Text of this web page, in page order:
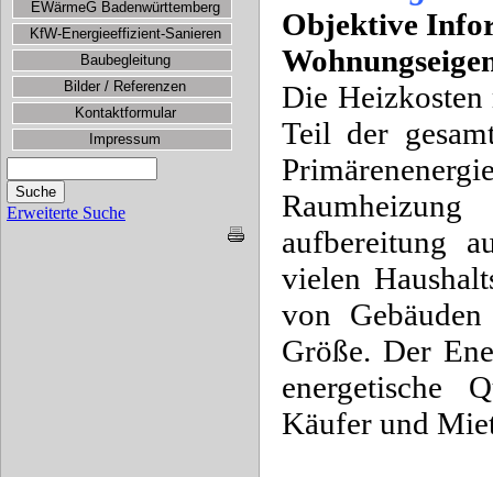
EWärmeG Badenwürttemberg
KfW-Energieeffizient-Sanieren
Baubegleitung
Bilder / Referenzen
Kontaktformular
Impressum
Erweiterte Suche
Objektive
Die Heizkosten
Teil der
aufbereitung
vielen
von
Größe. Der
energetische
Käufer und